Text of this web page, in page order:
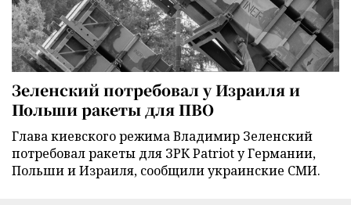
Зеленский потребовал у Израиля и
Польши ракеты для ПВО
Глава киевского режима Владимир Зеленский
потребовал ракеты для ЗРК Patriot у Германии,
Польши и Израиля, сообщили украинские СМИ.